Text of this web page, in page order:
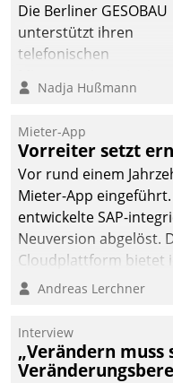
Die Berliner GESOBAU
unterstützt ihren
telefonischen
digitalen Cockpit, das
passende Fragen und
Schlagworte auswirft.
Eine intuitive
Dialogführung
dem externen
Serviceteam, Anrufe
Mietenden zügiger und
effizienter zu
Nadja Hußmann
Mieter-App
Vorreiter setzt
Vor rund einem
Mieter-App
entwickelte SAP-
Neuversion abgelöst.
Cloudplattform bietet
die Funktionalität der
integrieren.
Andreas Lerchner
Interview
„Verändern muss